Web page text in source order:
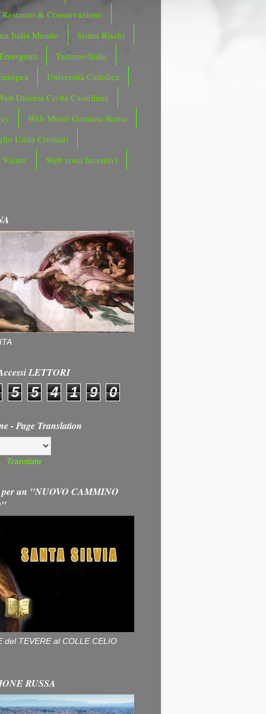
Restauro & Conservazione
Italia Mondo
Sisma Rischi
Turismo Italia
Università Cattolica
Diocesi Civita Castellana
Web Musei Comune Roma
Unità Cristiani
Visure
Web zona Incentivi
LETTORI
5 5 4 1 9 0
- Page Translation
Translate
per un "NUOVO CAMMINO
del TEVERE al COLLE CELIO
RUSSA